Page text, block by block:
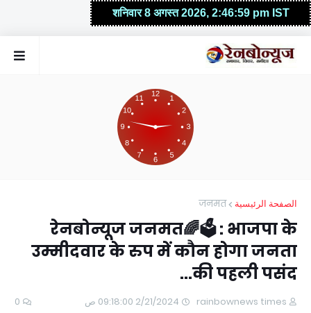
الصفحة الرئيسية जनमत
रेनबोन्यूज जनमत🌈🗳️ : भाजपा के
उम्मीदवार के रुप में कौन होगा जनता
की पहली पसंद...
rainbownews times 2/21/2024 09:18:00 ص 0